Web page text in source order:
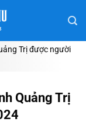
Trị được người
Quảng Trị